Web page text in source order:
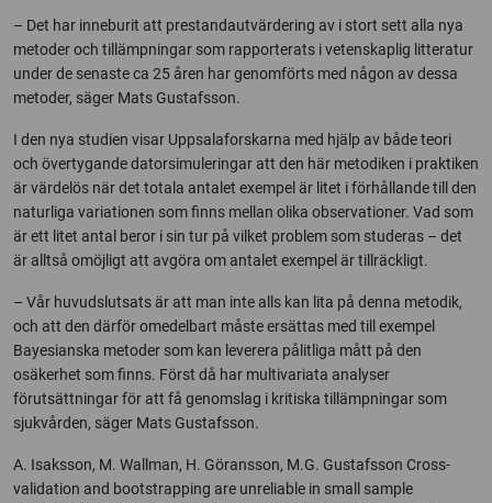
– Det har inneburit att prestandautvärdering av i stort sett alla nya
metoder och tillämpningar som rapporterats i vetenskaplig litteratur
under de senaste ca 25 åren har genomförts med någon av dessa
metoder, säger Mats Gustafsson.
I den nya studien visar Uppsalaforskarna med hjälp av både teori
och övertygande datorsimuleringar att den här metodiken i praktiken
är värdelös när det totala antalet exempel är litet i förhållande till den
naturliga variationen som finns mellan olika observationer. Vad som
är ett litet antal beror i sin tur på vilket problem som studeras – det
är alltså omöjligt att avgöra om antalet exempel är tillräckligt.
– Vår huvudslutsats är att man inte alls kan lita på denna metodik,
och att den därför omedelbart måste ersättas med till exempel
Bayesianska metoder som kan leverera pålitliga mått på den
osäkerhet som finns. Först då har multivariata analyser
förutsättningar för att få genomslag i kritiska tillämpningar som
sjukvården, säger Mats Gustafsson.
A. Isaksson, M. Wallman, H. Göransson, M.G. Gustafsson Cross-
validation and bootstrapping are unreliable in small sample